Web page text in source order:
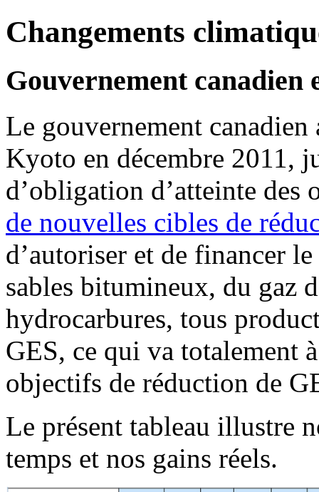
Changements
Gouvernement canadien
Le gouvernement
Kyoto en décembre 2011,
d’obligation d’atteinte
de nouvelles cibles de
d’autoriser et de financer
sables bitumineux, du gaz
hydrocarbures, tous
GES, ce qui va totalement
objectifs de réduction de
Le présent tableau illustre
temps et nos gains réels.